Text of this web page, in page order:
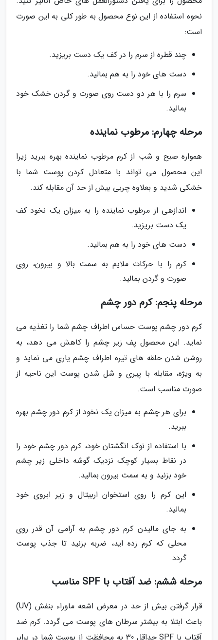
نحوه استفاده از این نوع محصول به طور کلی به این صورت
است:
چند قطره از سرم را در کف یک دست بریزید.
دست های خود را به هم بمالید.
سرم را با هر دو دست روی صورت و گردن خشک خود
بمالید.
مرحله چهارم: مرطوب نماینده
همواره صبح و شب از کرم مرطوب نماینده بهره ببرید زیرا
این محصول می تواند با متعادل کردن پوست شما با
خشکی شدید و بعلاوه چربی بیش از حد آن مقابله کند.
اندازهی از مرطوب نماینده را به میزان یک نخود کف
یک دست بریزید.
دست های خود را به هم بمالید.
کرم را با حرکات ملایم به سمت بالا و بیرون، روی
صورت و گردن بمالید.
مرحله پنجم: کرم دور چشم
کرم دور چشم پوست حساس اطراف چشم شما را تغذیه می
نماید. این محصول پف زیر چشم را کاهش می دهد، به
روشن شدن حلقه های تیره اطراف چشم یاری می نماید و
به ویژه، مقابله با پیری و شل شدن پوست این ناحیه از
صورت مناسب است.
برای هر چشم به میزان یک نخود از کرم دور چشم بهره
ببرید.
با استفاده از نوک انگشتان خود، کرم دور چشم خود را
در نقاط بسیار کوچک نزدیک گوشه داخلی زیر چشم
خود بزنید و به سمت بیرون بمالید.
این کرم را روی استخوان اربیتال و زیر ابروی خود
بمالید.
به جای مالیدن کرم دور چشم به آرامی آن قدر روی
محلی که کرم زده اید، ضربه بزنید تا جذب پوست
گردد.
مرحله ششم: ضد آفتاب با SPF مناسب
قرار گرفتن بیش از حد در معرض اشعه ماوراء بنفش (UV)
باعث ابتلا به بیشتر سرطان های پوست می گردد. کرم ضد
آفتاب با SPF حداقل 30 به محافظت از پوست شما در برابر